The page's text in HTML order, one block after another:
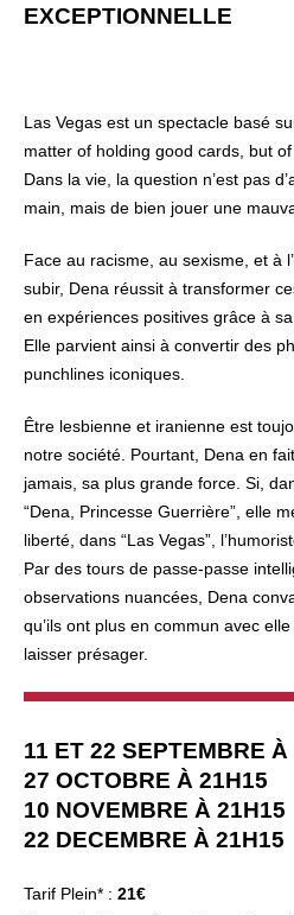
EXCEPTIONNELLE
Las Vegas est un spectacle basé
matter of holding good cards, but
Dans la vie, la question n’est pas
main, mais de bien jouer une
Face au racisme, au sexisme, et à
subir, Dena réussit à transformer
en expériences positives grâce à
Elle parvient ainsi à convertir des
punchlines iconiques.
Être lesbienne et iranienne est
notre société. Pourtant, Dena en
jamais, sa plus grande force. Si,
“Dena, Princesse Guerrière”, elle
liberté, dans “Las Vegas”,
Par des tours de passe-passe
observations nuancées, Dena
qu’ils ont plus en commun avec
laisser présager.
11 ET 22 SEPTEMBRE À
27 OCTOBRE À 21H15
10 NOVEMBRE À 21H15
22 DECEMBRE À 21H15
Tarif Plein* : 21€